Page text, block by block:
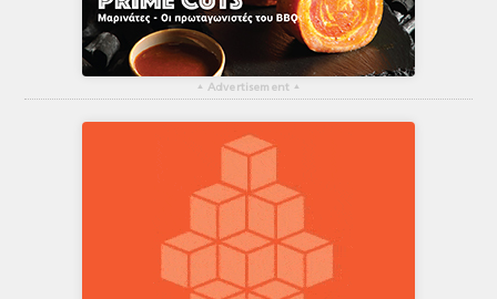
▴ Advertisement ▴